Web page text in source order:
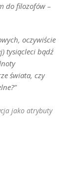
do filozofów –
oczywiście
tysiącleci bądź
świata, czy
jako atrybuty